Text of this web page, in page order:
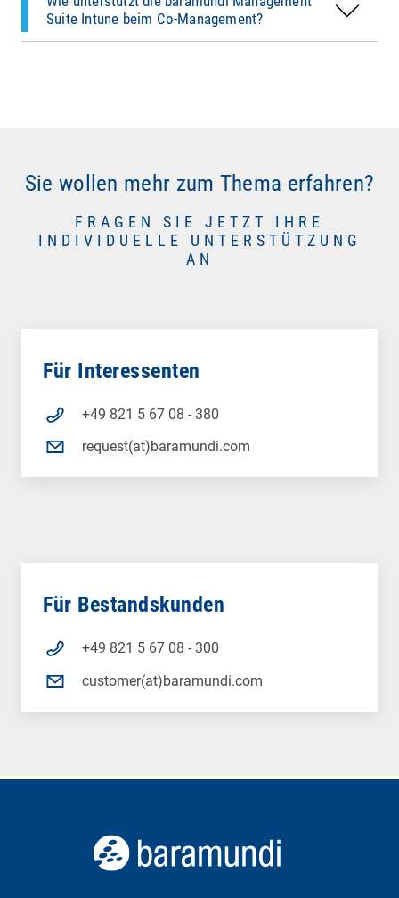
Suite Intune beim Co-Management?
Sie wollen mehr zum Thema erfahren?
FRAGEN SIE JETZT IHRE
INDIVIDUELLE UNTERSTÜTZUNG
AN
Für Interessenten
+49 821 5 67 08 - 380
request(at)baramundi.com
Für Bestandskunden
+49 821 5 67 08 - 300
customer(at)baramundi.com